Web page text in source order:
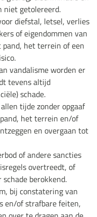
getolereerd.
diefstal, letsel, verlies
of eigendommen van
pand, het terrein of een
vandalisme worden er
tevens altijd
schade.
tijde zonder opgaaf
het terrein en/of
en overgaan tot
of andere sancties
overtreedt, of
berokkend.
bij constatering van
en/of strafbare feiten,